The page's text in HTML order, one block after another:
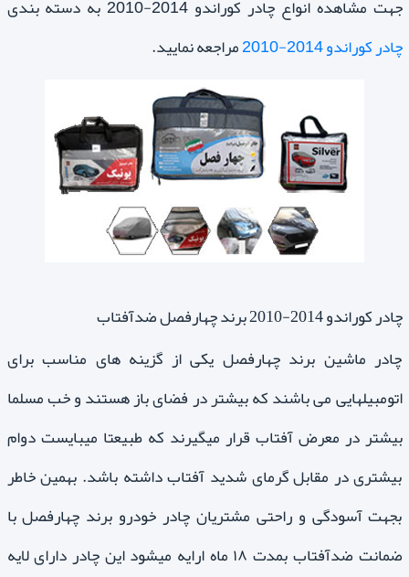
جهت مشاهده انواع چادر کوراندو 2014-2010 به دسته بندی
چادر کوراندو 2014-2010
مراجعه نمایید.
چادر کوراندو 2014-2010 برند چهارفصل ضدآفتاب
چادر ماشین برند چهارفصل یکی از گزینه های مناسب برای
اتومبیلهایی می باشند که بیشتر در فضای باز هستند و خب مسلما
بیشتر در معرض آفتاب قرار میگیرند که طبیعتا میبایست دوام
بیشتری در مقابل گرمای شدید آفتاب داشته باشد. بهمین خاطر
بجهت آسودگی و راحتی مشتریان چادر خودرو برند چهارفصل با
ضمانت ضدآفتاب بمدت ۱۸ ماه ارایه میشود این چادر دارای لایه